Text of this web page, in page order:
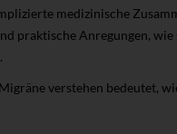
medizinische
praktische Anregungen,
verstehen bedeutet,